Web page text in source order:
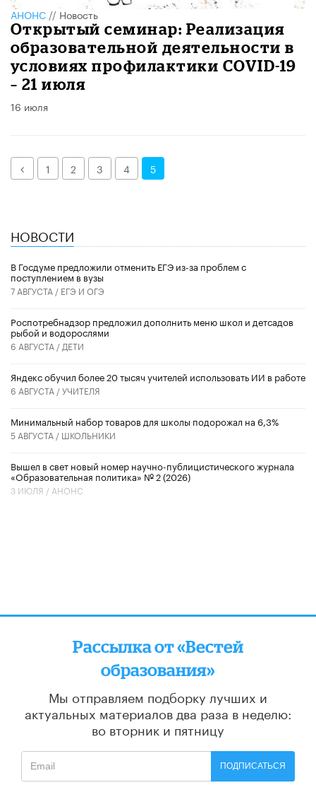
АНОНС // Новость
Открытый семинар: Реализация
образовательной деятельности в
условиях профилактики COVID-19
– 21 июля
16 июля
Назад1 2 3 4 5
НОВОСТИ
В Госдуме предложили отменить ЕГЭ из-за проблем с
поступлением в вузы
7 АВГУСТА / ЕГЭ И ОГЭ
Роспотребнадзор предложил дополнить меню школ и детсадов
рыбой и водорослями
6 АВГУСТА / ДЕТИ
​Яндекс обучил более 20 тысяч учителей использовать ИИ в работе
6 АВГУСТА /УЧИТЕЛЯ
Минимальный набор товаров для школы подорожал на 6,3%
5 АВГУСТА / ШКОЛЬНИКИ
Вышел в свет новый номер научно-публицистического журнала
«Образовательная политика» № 2 (2026)
3 ИЮЛЯ / АНОНС
Рассылка от «Вестей
образования»
Мы отправляем подборку лучших и
актуальных материалов два раза в неделю:
во вторник и пятницу
ПОДПИСАТЬСЯ